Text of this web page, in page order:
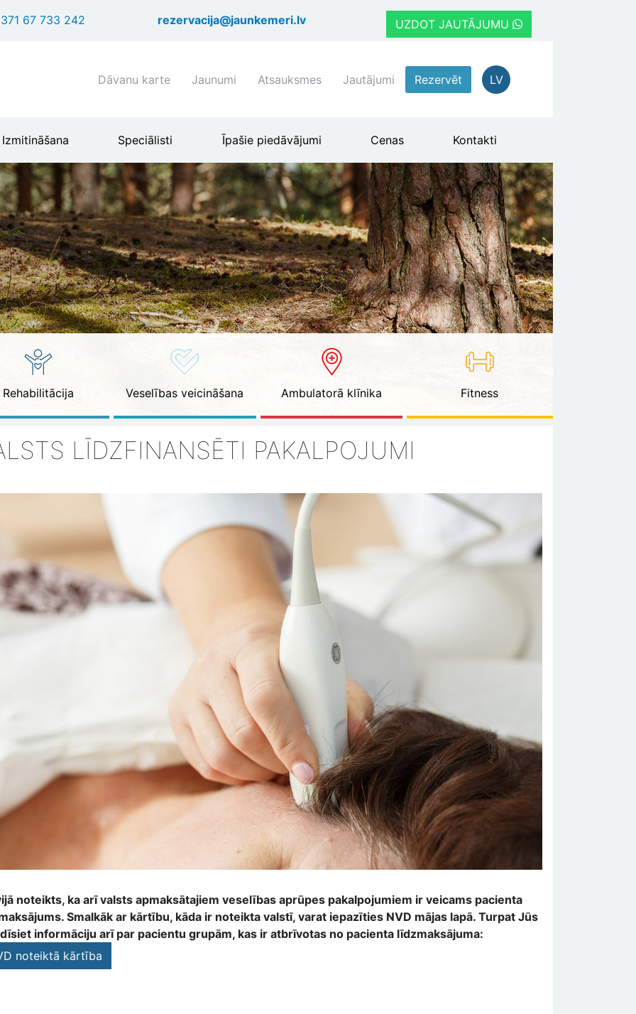
uz
67 733 242 rezervacija@jaunkemeri.lv UZDOT JAUTĀJUMU
Shortcuts
menu
Dāvanu karte Jaunumi Atsauksmes Jautājumi Rezervēt LV
Izmitināšana Speciālisti Īpašie piedāvājumi Cenas Kontakti
Rehabilitācija Veselības veicināšana Ambulatorā klīnika Fitness
LĪDZFINANSĒTI PAKALPOJUMI
noteikts, ka arī valsts apmaksātajiem veselības aprūpes pakalpojumiem ir veicams pacienta
Smalkāk ar kārtību, kāda ir noteikta valstī, varat iepazīties NVD mājas lapā. Turpat Jūs
informāciju arī par pacientu grupām, kas ir atbrīvotas no pacienta līdzmaksājuma:
noteiktā kārtība